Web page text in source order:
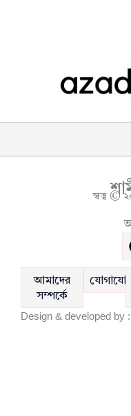
স্বত্ব ©
আমাদের
সম্পর্কে
যোগাযোগ
Design & developed by :